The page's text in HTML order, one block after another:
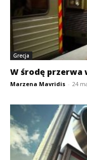
Grecja
W środę przerwa
Marzena Mavridis - 24